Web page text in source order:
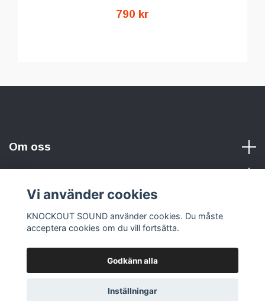
790 kr
Om oss
Sociala medier
© 2026 KNOCKOUT SOUND
Vi använder cookies
KNOCKOUT SOUND använder cookies. Du måste
acceptera cookies om du vill fortsätta.
Godkänn alla
Inställningar